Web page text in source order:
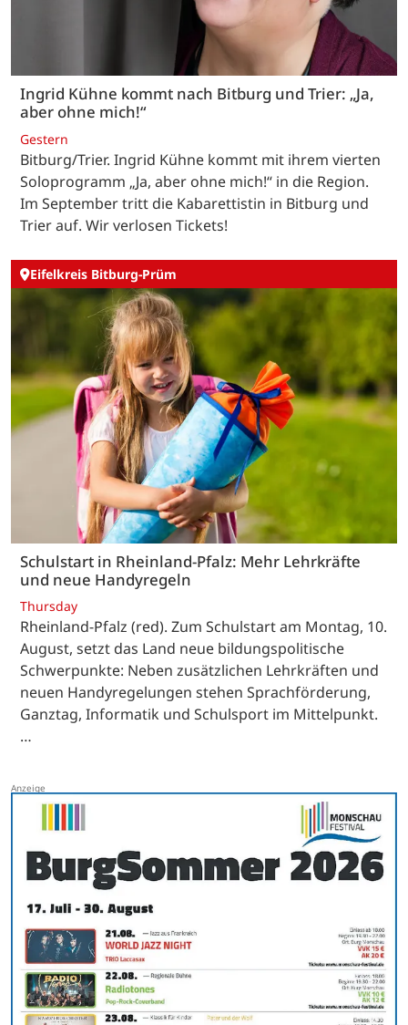
Ingrid Kühne kommt nach Bitburg und Trier: „Ja,
aber ohne mich!“
Gestern
Bitburg/Trier. Ingrid Kühne kommt mit ihrem vierten
Soloprogramm „Ja, aber ohne mich!“ in die Region.
Im September tritt die Kabarettistin in Bitburg und
Trier auf. Wir verlosen Tickets!
Eifelkreis Bitburg-Prüm
Schulstart in Rheinland-Pfalz: Mehr Lehrkräfte
und neue Handyregeln
Thursday
Rheinland-Pfalz (red). Zum Schulstart am Montag, 10.
August, setzt das Land neue bildungspolitische
Schwerpunkte: Neben zusätzlichen Lehrkräften und
neuen Handyregelungen stehen Sprachförderung,
Ganztag, Informatik und Schulsport im Mittelpunkt.
…